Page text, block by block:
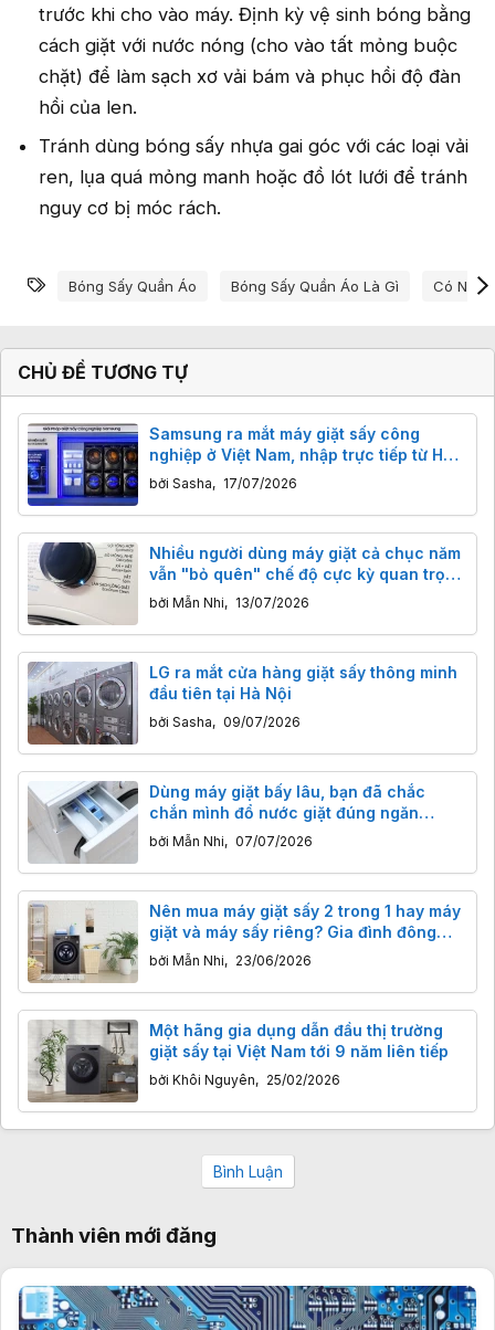
trước khi cho vào máy. Định kỳ vệ sinh bóng bằng
cách giặt với nước nóng (cho vào tất mỏng buộc
chặt) để làm sạch xơ vải bám và phục hồi độ đàn
hồi của len.
Tránh dùng bóng sấy nhựa gai góc với các loại vải
ren, lụa quá mỏng manh hoặc đồ lót lưới để tránh
nguy cơ bị móc rách.
Từ khóa
Bóng Sấy Quần Áo Bóng Sấy Quần Áo Là Gì Có Nên
CHỦ ĐỀ TƯƠNG TỰ
Samsung ra mắt máy giặt sấy công
nghiệp ở Việt Nam, nhập trực tiếp từ Hàn
Quốc
bởi Sasha, 17/07/2026
Nhiều người dùng máy giặt cả chục năm
vẫn "bỏ quên" chế độ cực kỳ quan trọng
này
bởi Mẫn Nhi, 13/07/2026
LG ra mắt cửa hàng giặt sấy thông minh
đầu tiên tại Hà Nội
bởi Sasha, 09/07/2026
Dùng máy giặt bấy lâu, bạn đã chắc
chắn mình đổ nước giặt đúng ngăn
chưa?
bởi Mẫn Nhi, 07/07/2026
Nên mua máy giặt sấy 2 trong 1 hay máy
giặt và máy sấy riêng? Gia đình đông
người coi chừng hụt hẫng
bởi Mẫn Nhi, 23/06/2026
Một hãng gia dụng dẫn đầu thị trường
giặt sấy tại Việt Nam tới 9 năm liên tiếp
bởi Khôi Nguyên, 25/02/2026
Bình Luận
Thành viên mới đăng